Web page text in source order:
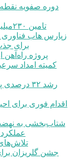
تامین ۲۳۰میلیارد تومان برای تکمیل تالار شهر اردبیل
برای
پروژه
شتاب‌بخشی به
عملکرد ۱۸ ماهه امامی یگانه مورد قبول است